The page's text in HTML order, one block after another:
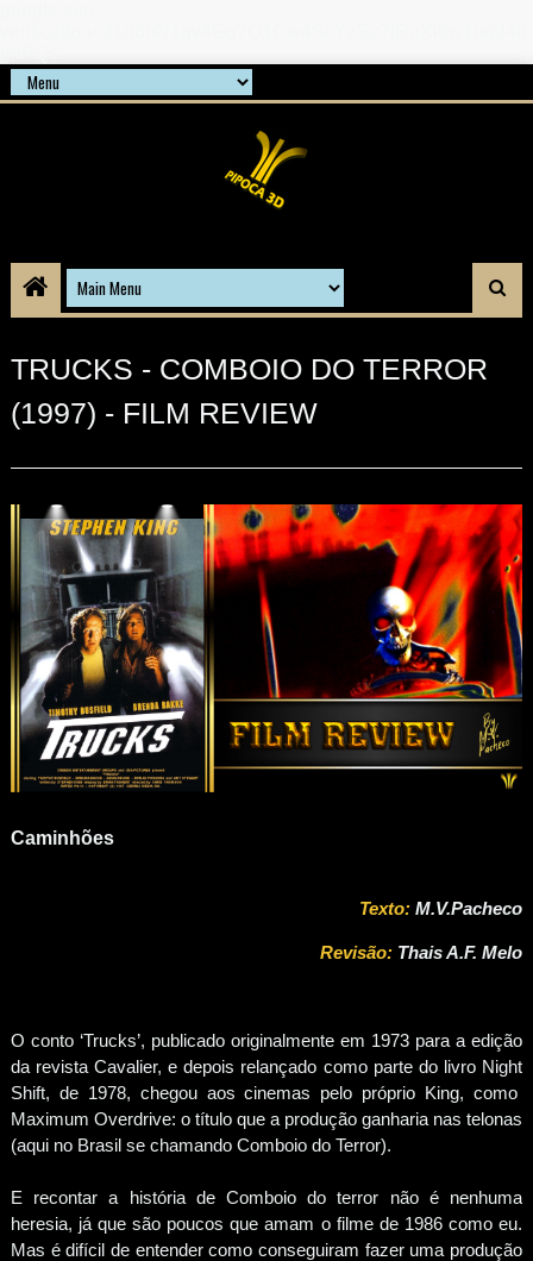
TRUCKS - COMBOIO DO TERROR
(1997) - FILM REVIEW
Caminhões
Texto: M.V.Pacheco
Revisão: Thais A.F. Melo
O conto ‘Trucks’, publicado originalmente em 1973 para a edição
da revista Cavalier, e depois relançado como parte do livro Night
Shift, de 1978, chegou aos cinemas pelo próprio King, como
Maximum Overdrive: o título que a produção ganharia nas telonas
(aqui no Brasil se chamando Comboio do Terror).
E recontar a história de Comboio do terror não é nenhuma
heresia, já que são poucos que amam o filme de 1986 como eu.
Mas é difícil de entender como conseguiram fazer uma produção